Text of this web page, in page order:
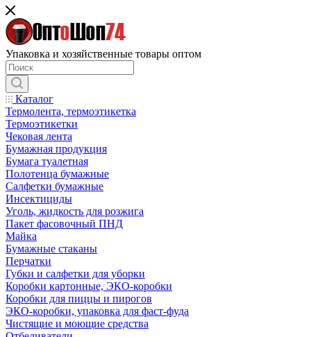
Упаковка и хозяйственные товары оптом
Каталог
Термолента, термоэтикетка
Термоэтикетки
Чековая лента
Бумажная продукция
Бумага туалетная
Полотенца бумажные
Салфетки бумажные
Инсектициды
Уголь, жидкость для розжига
Пакет фасовочный ПНД
Майка
Бумажные стаканы
Перчатки
Губки и салфетки для уборки
Коробки картонные, ЭКО-коробки
Коробки для пиццы и пирогов
ЭКО-коробки, упаковка для фаст-фуда
Чистящие и моющие средства